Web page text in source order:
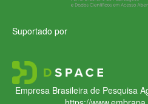
Suportado por
Empresa Brasileira de Pesquisa